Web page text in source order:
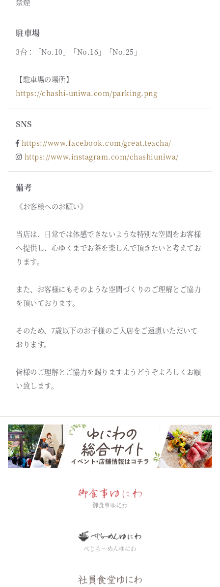
駐車場
3台：「No.10」「No.16」「No.25」
【駐車場の場所】
https://chashi-uniwa.com/parking.png
SNS
https://www.facebook.com/great.teacha/
https://www.instagram.com/chashiuniwa/
備考
《お客様へのお願い》
当店は、日常では体感できないような特別な空間をお客様
へ提供し、心ゆくまでお茶を楽しんで頂きたいと考えてお
ります。
また、お客様にもそのような空間づくりのご理解とご協力
を頂いております。
そのため、7歳以下のお子様のご入店をご遠慮いただいて
おります。
皆様のご理解とご協力を賜りますようどうぞよろしくお願
い致します。
御食事ゆにわ
べじらーめんゆにわ